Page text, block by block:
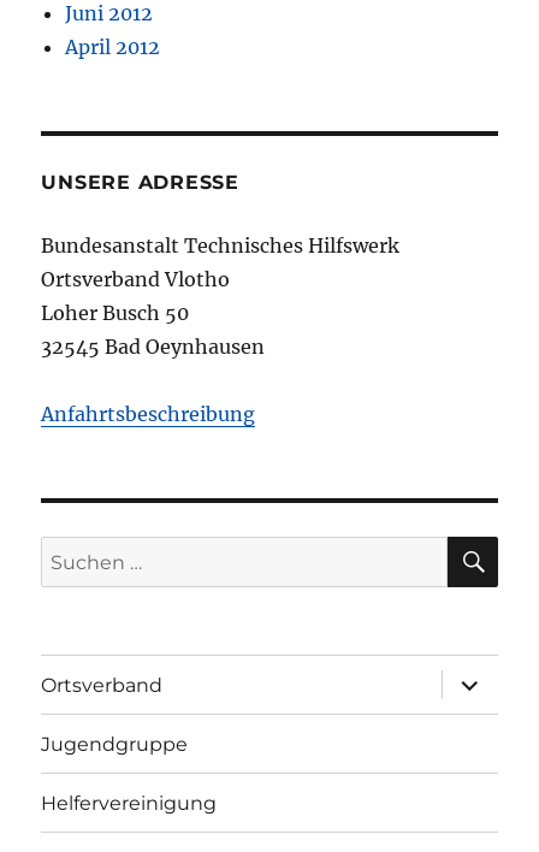
Juni 2012
April 2012
UNSERE ADRESSE
Bundesanstalt Technisches Hilfswerk
Ortsverband Vlotho
Loher Busch 50
32545 Bad Oeynhausen
Anfahrtsbeschreibung
Suchen
nach:
Ortsverband
öffnen
Jugendgruppe
Helfervereinigung